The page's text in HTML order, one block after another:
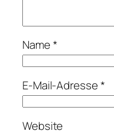
Name*
E-Mail-Adresse*
Website